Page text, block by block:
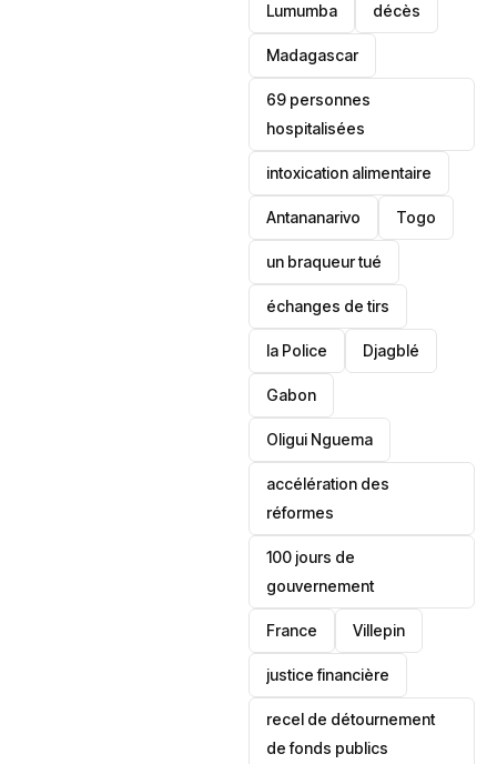
Lumumba décès
‎Madagascar
69 personnes
hospitalisées
intoxication alimentaire
Antananarivo ‎Togo
un braqueur tué
échanges de tirs
la Police Djagblé
Gabon
Oligui Nguema
accélération des
réformes
100 jours de
gouvernement
France Villepin
justice financière
recel de détournement
de fonds publics